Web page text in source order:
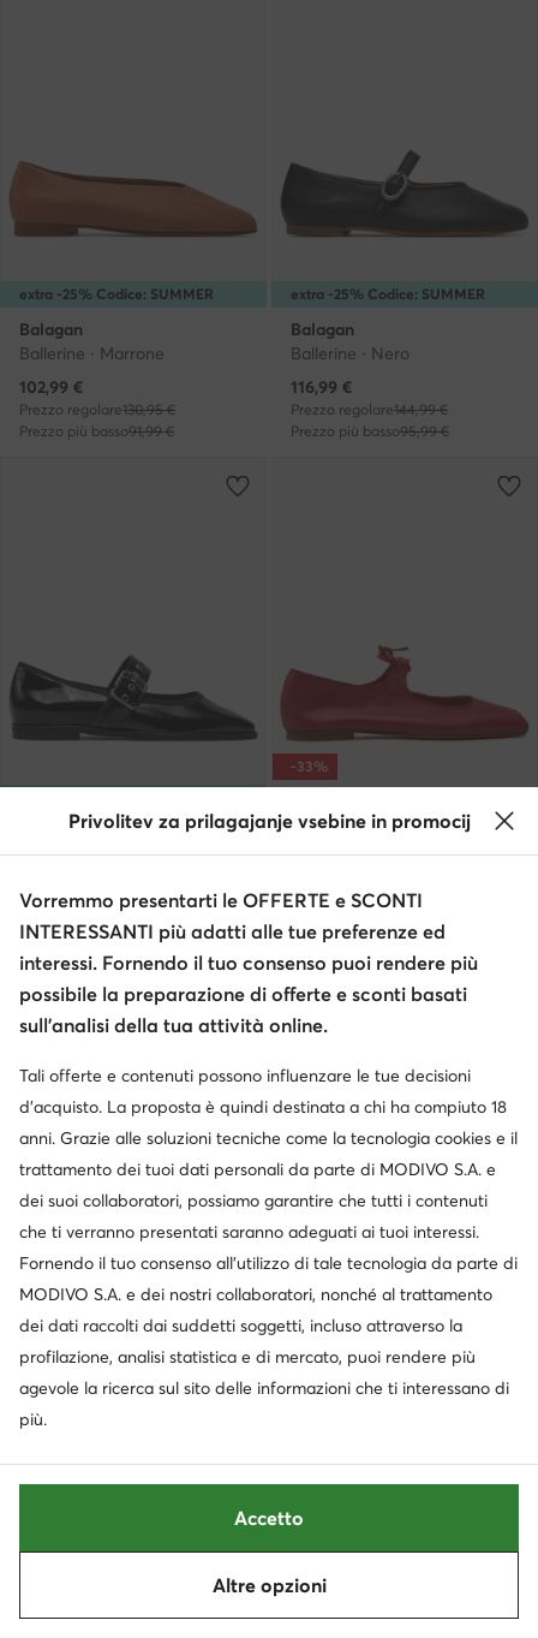
extra -25% Codice: SUMMER
Balagan
Ballerine · Marrone
Prezzo attuale
102,99 €
Prezzo regolare130,95 €
Prezzo più basso91,99 €
extra -25% Codice: SUMMER
Balagan
Ballerine · Nero
Prezzo attuale
116,99 €
Prezzo regolare144,99 €
Prezzo più basso95,99 €
Balagan
Ballerine · Nero
Prezzo attuale
113,99
Prezzo regolare141,95 €
Prezzo più basso99,99 €
-33%
Balagan
Ballerine · Rosso
Prezzo attuale
86,99
Prezzo regolare130,95 €
Prezzo più basso130,95 €
extra -15% Codice: SUMMER
Occasione
Geox
Mocassini · Nero
Prezzo attuale
75,99€
Prezzo regolare
extra -25% Codice: SUMMER
Occasione
Tommy Hilfiger
Mocassini · Nero
Prezzo attuale
97,99€
Privolitev za prilagajanje vsebine in promocij
Vorremmo presentarti le OFFERTE e SCONTI
INTERESSANTI più adatti alle tue preferenze ed
interessi. Fornendo il tuo consenso puoi rendere più
possibile la preparazione di offerte e sconti basati
sull’analisi della tua attività online.
Tali offerte e contenuti possono influenzare le tue decisioni
d’acquisto. La proposta è quindi destinata a chi ha compiuto 18
anni. Grazie alle soluzioni tecniche come la tecnologia cookies e il
trattamento dei tuoi dati personali da parte di MODIVO S.A. e
dei suoi collaboratori, possiamo garantire che tutti i contenuti
che ti verranno presentati saranno adeguati ai tuoi interessi.
Fornendo il tuo consenso all’utilizzo di tale tecnologia da parte di
MODIVO S.A. e dei nostri collaboratori, nonché al trattamento
dei dati raccolti dai suddetti soggetti, incluso attraverso la
profilazione, analisi statistica e di mercato, puoi rendere più
agevole la ricerca sul sito delle informazioni che ti interessano di
più.
Altre opzioni
Accetto